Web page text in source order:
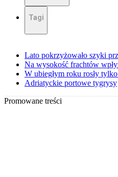
Tagi
Lato pokrzyżowało szyki
Na wysokość frachtów
W ubiegłym roku rosły
Adriatyckie portowe tygrysy
Promowane treści